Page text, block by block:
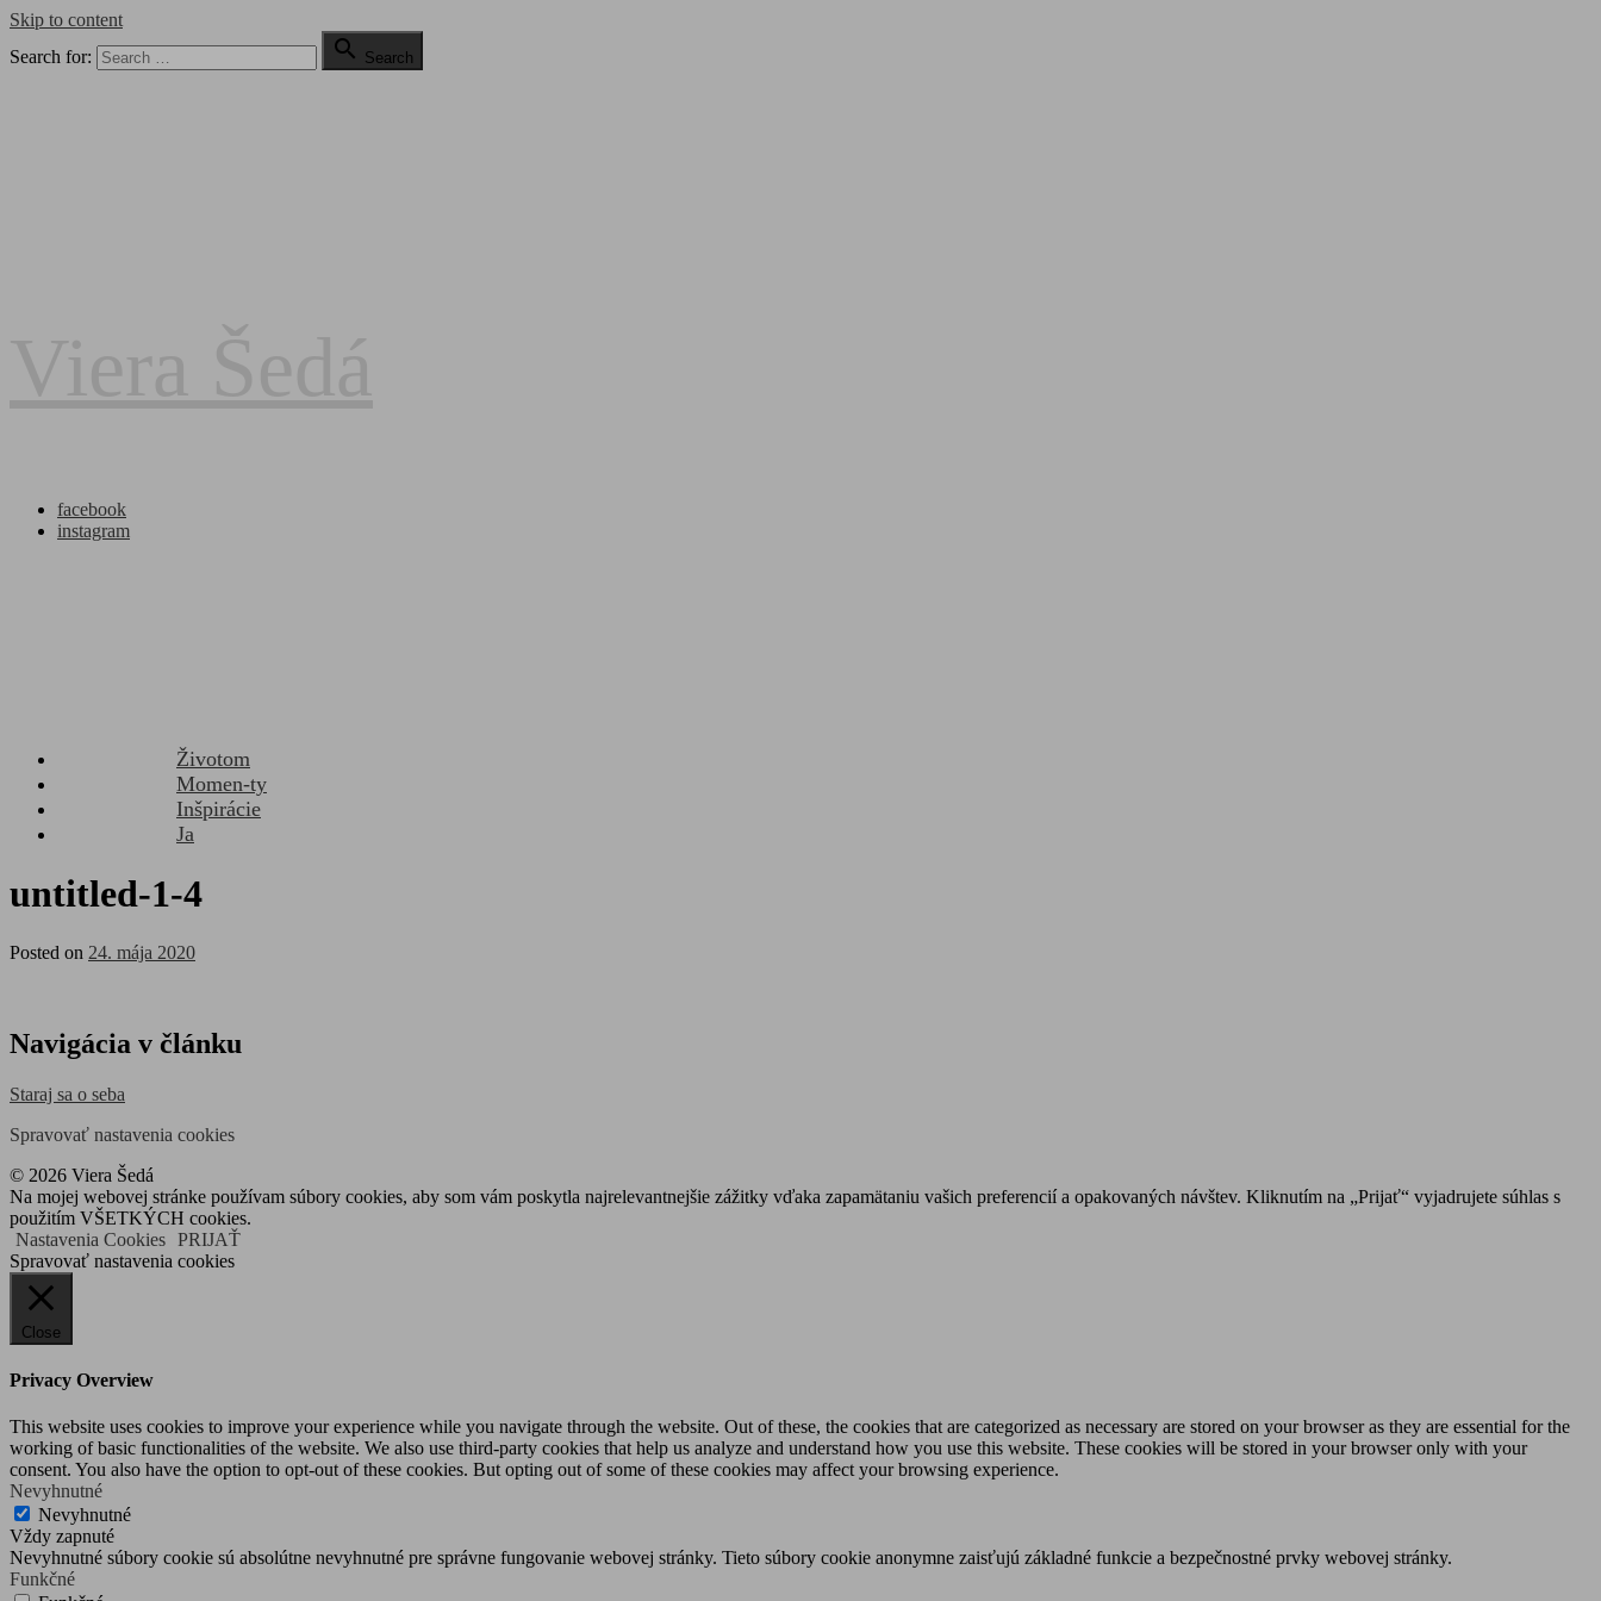
Skip to content
Search for:
 Search
facebook
instagram
Životom
Momen-ty
Inšpirácie
Ja
untitled-1-4
Posted on 24. mája 2020
Navigácia v článku
Staraj sa o seba
Spravovať nastavenia cookies
© 2026 Viera Šedá
Na mojej webovej stránke používam súbory cookies, aby som vám poskytla najrelevantnejšie zážitky vďaka zapamätaniu vašich preferencií a opakovaných návštev. Kliknutím na „Prijať“ vyjadrujete súhlas s
použitím VŠETKÝCH cookies.
Nastavenia Cookies PRIJAŤ
Spravovať nastavenia cookies
Close
Privacy Overview
This website uses cookies to improve your experience while you navigate through the website. Out of these, the cookies that are categorized as necessary are stored on your browser as they are essential for the
working of basic functionalities of the website. We also use third-party cookies that help us analyze and understand how you use this website. These cookies will be stored in your browser only with your
consent. You also have the option to opt-out of these cookies. But opting out of some of these cookies may affect your browsing experience.
Nevyhnutné
Nevyhnutné
Vždy zapnuté
Nevyhnutné súbory cookie sú absolútne nevyhnutné pre správne fungovanie webovej stránky. Tieto súbory cookie anonymne zaisťujú základné funkcie a bezpečnostné prvky webovej stránky.
Funkčné